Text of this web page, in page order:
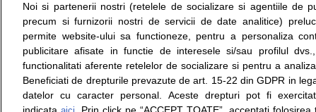
Despre noi
Contact
Intrebari frecvente
Consultanti
medicali
Termeni si conditii
Politica de
confidentialitate
Politica de cookie
Modifica Setarile Cookie
Noi si partenerii nostri (retelele de socializare si agentiile de
precum si furnizorii nostri de servicii de date analitice)
permite website-ului sa functioneze, pentru a personaliza
publicitare afisate in functie de interesele si/sau profilul
functionalitati aferente retelelor de socializare si pentru a
Beneficiati de drepturile prevazute de art. 15-22 din GDPR in
datelor cu caracter personal. Aceste drepturi pot fi